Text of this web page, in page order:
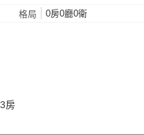
格局 0房0廳0衛